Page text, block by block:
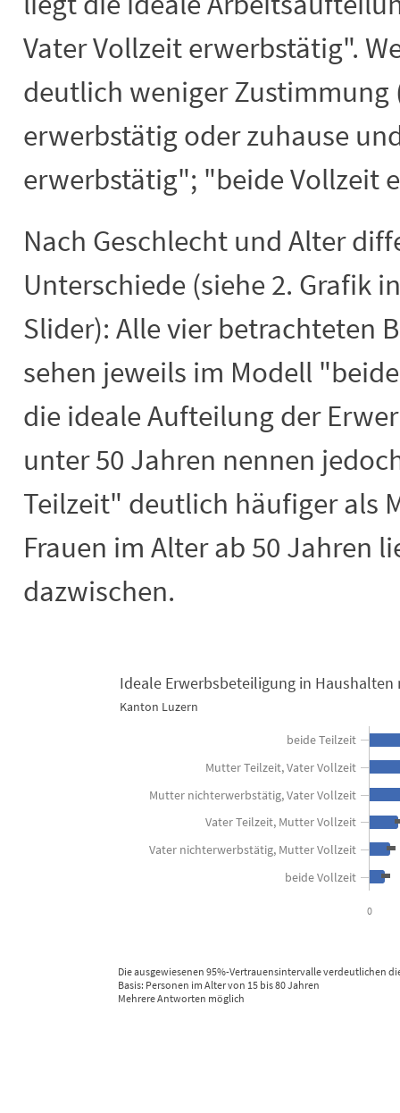
Vater Vollzeit erwerbstätig".
deutlich weniger Zustimmung
erwerbstätig oder zuhause
erwerbstätig"; "beide Vollzeit
Nach Geschlecht und Alter
Unterschiede (siehe 2. Grafik
Slider): Alle vier betrachteten
sehen jeweils im Modell
die ideale Aufteilung der
unter 50 Jahren nennen
Teilzeit" deutlich häufiger als
Frauen im Alter ab 50 Jahren
dazwischen.
Ideale Erwerbsbeteiligung in
View as data table, Ideale Erwerbsbeteiligung in Haushalten mit
The chart has 1 X axis displaying categories.
The chart has 1 Y axis displaying in Prozent der Bevölkerung.
Die ausgewiesenen 95%-Vertrauensintervalle verdeutlichen
Basis: Personen im Alter von 15 bis 80 Jahren
Mehrere Antworten möglich
Ideale Erwerbsbeteiligung in
Kanton Luzern
0
beide Vollzeit
Vater nichterwerbstätig, Mutter Vollzeit
Vater Teilzeit, Mutter Vollzeit
Mutter nichterwerbstätig, Vater Vollzeit
Mutter Teilzeit, Vater Vollzeit
beide Teilzeit